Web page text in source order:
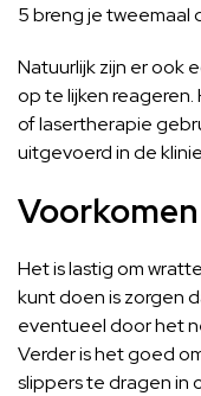
5 breng je tweemaal
Natuurlijk zijn er ook
op te lijken
of lasertherapie
uitgevoerd in de
Voorkomen
Het is lastig om
kunt doen is zorgen
eventueel door het
Verder is het goed
slippers te dragen in